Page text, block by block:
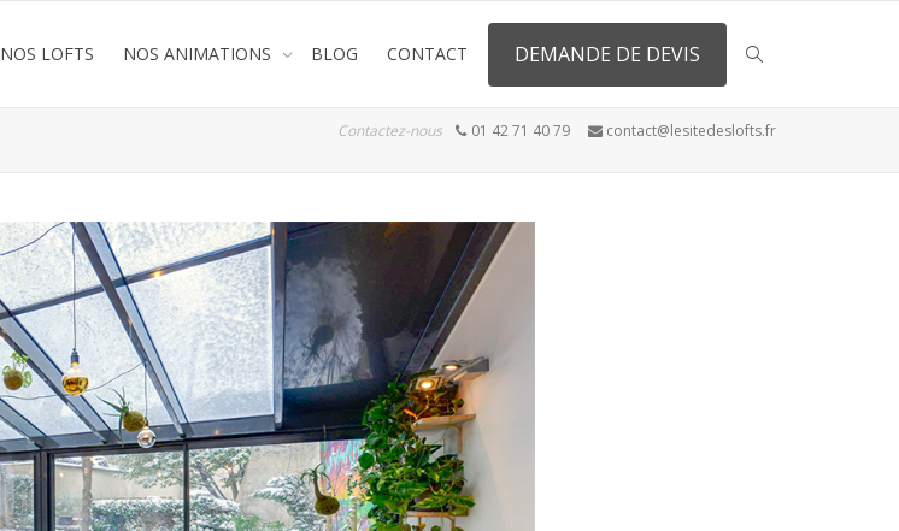
NOS LOFTS NOS ANIMATIONS BLOG CONTACT DEMANDE DE DEVIS
Contactez-nous 01 42 71 40 79 contact@lesitedeslofts.fr